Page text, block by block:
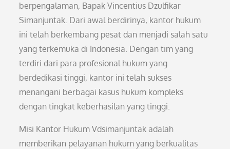
berpengalaman, Bapak Vincentius Dzulfikar
Simanjuntak. Dari awal berdirinya, kantor hukum
ini telah berkembang pesat dan menjadi salah satu
yang terkemuka di Indonesia. Dengan tim yang
terdiri dari para profesional hukum yang
berdedikasi tinggi, kantor ini telah sukses
menangani berbagai kasus hukum kompleks
dengan tingkat keberhasilan yang tinggi.
Misi Kantor Hukum Vdsimanjuntak adalah
memberikan pelayanan hukum yang berkualitas